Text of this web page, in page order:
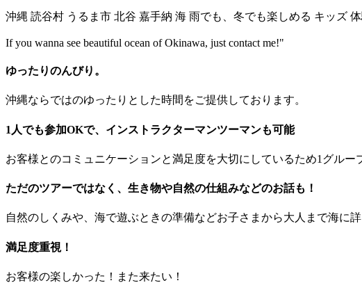
沖縄 読谷村 うるま市 北谷 嘉手納 海 雨でも、冬でも楽しめる キッズ
If you wanna see beautiful ocean of Okinawa, just contact me!"
ゆったりのんびり。
沖縄ならではのゆったりとした時間をご提供しております。
1人でも参加OKで、インストラクターマンツーマンも可能
お客様とのコミュニケーションと満足度を大切にしているため1グルー
ただのツアーではなく、生き物や自然の仕組みなどのお話も！
自然のしくみや、海で遊ぶときの準備などお子さまから大人まで海に
満足度重視！
お客様の楽しかった！また来たい！